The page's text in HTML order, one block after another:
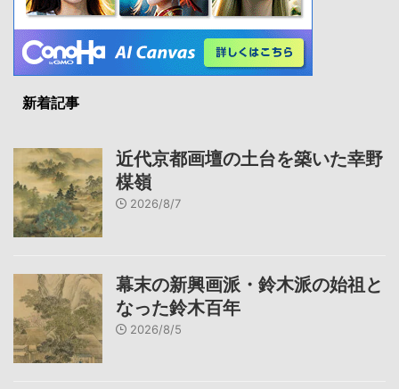
新着記事
近代京都画壇の土台を築いた幸野
楳嶺
2026/8/7
幕末の新興画派・鈴木派の始祖と
なった鈴木百年
2026/8/5